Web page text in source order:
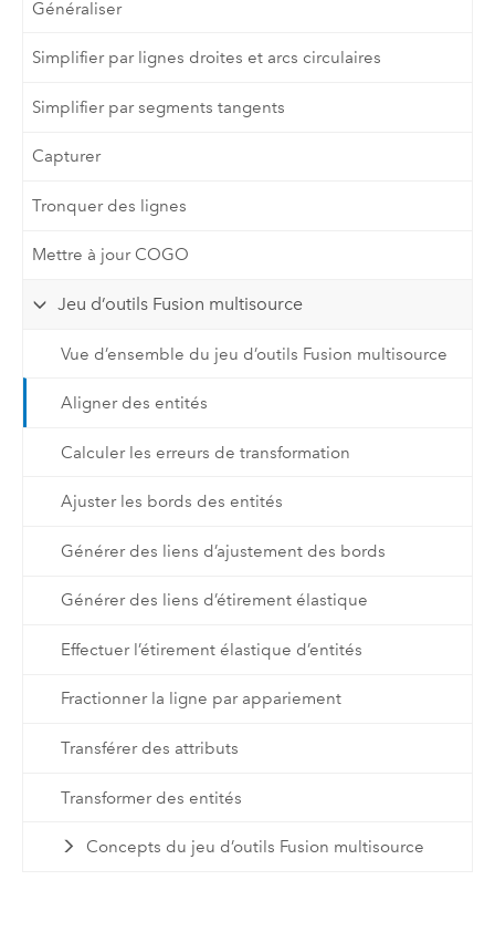
Généraliser
Simplifier par lignes droites et arcs circulaires
Simplifier par segments tangents
Capturer
Tronquer des lignes
Mettre à jour COGO
Jeu d’outils Fusion multisource
Vue d’ensemble du jeu d’outils Fusion multisource
Aligner des entités
Calculer les erreurs de transformation
Ajuster les bords des entités
Générer des liens d’ajustement des bords
Générer des liens d’étirement élastique
Effectuer l’étirement élastique d’entités
Fractionner la ligne par appariement
Transférer des attributs
Transformer des entités
Concepts du jeu d’outils Fusion multisource